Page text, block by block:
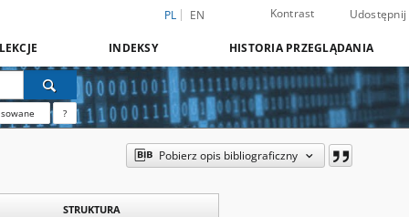
PL EN Kontrast Udostępnij
INDEKSY HISTORIA PRZEGLĄDANIA
?
Pobierz opis bibliograficzny
STRUKTURA